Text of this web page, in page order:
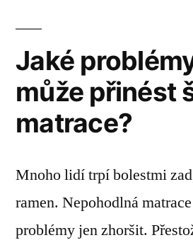
Jaké
může přinést
matrace?
Mnoho lidí trpí bolestmi
ramen. Nepohodlná
problémy jen zhoršit.